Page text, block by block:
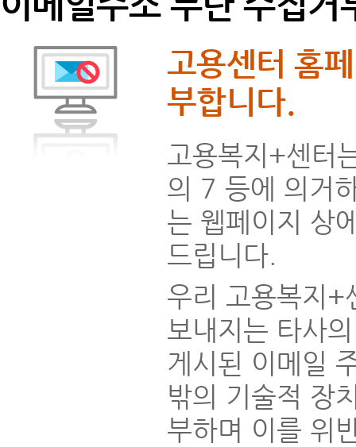
고용센터 홈
부합니다.
고용복지+센터
의 7 등에 의거
는 웹페이지 상
드립니다.
우리 고용복지+
보내지는 타사
게시된 이메일
밖의 기술적 장
부하며 이를 위